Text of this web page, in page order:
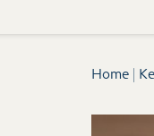
Home |